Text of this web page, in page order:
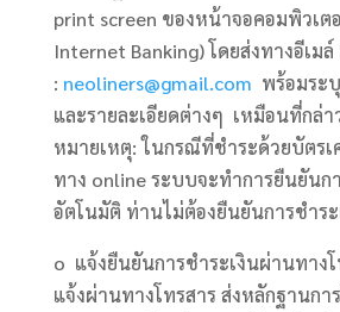
print screen ของหน้าจอคอมพิวเ
Internet Banking) โดยส่งทางอีเม
: neoliners@gmail.com พร้อมระ
และรายละเอียดต่างๆ เหมือนที่กล่
หมายเหตุ: ในกรณีที่ชำระด้วยบัตร
ทาง online ระบบจะทำการยืนยันก
อัตโนมัติ ท่านไม่ต้องยืนยันการชำระ
o แจ้งยืนยันการชำระเงินผ่านทางโ
แจ้งผ่านทางโทรสาร ส่งหลักฐานกา